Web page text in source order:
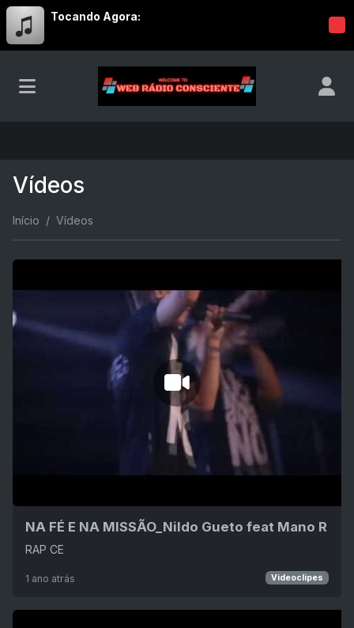
Tocando Agora:
Vídeos
Início Vídeos
NA FÉ E NA MISSÃO_Nildo Gueto feat Mano R
RAP CE
1 ano atrás Videoclipes